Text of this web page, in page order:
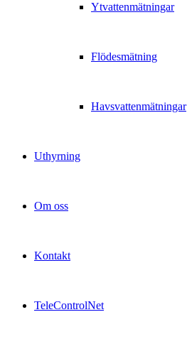
Ytvattenmätningar
Flödesmätning
Havsvattenmätningar
Uthyrning
Om oss
Kontakt
TeleControlNet